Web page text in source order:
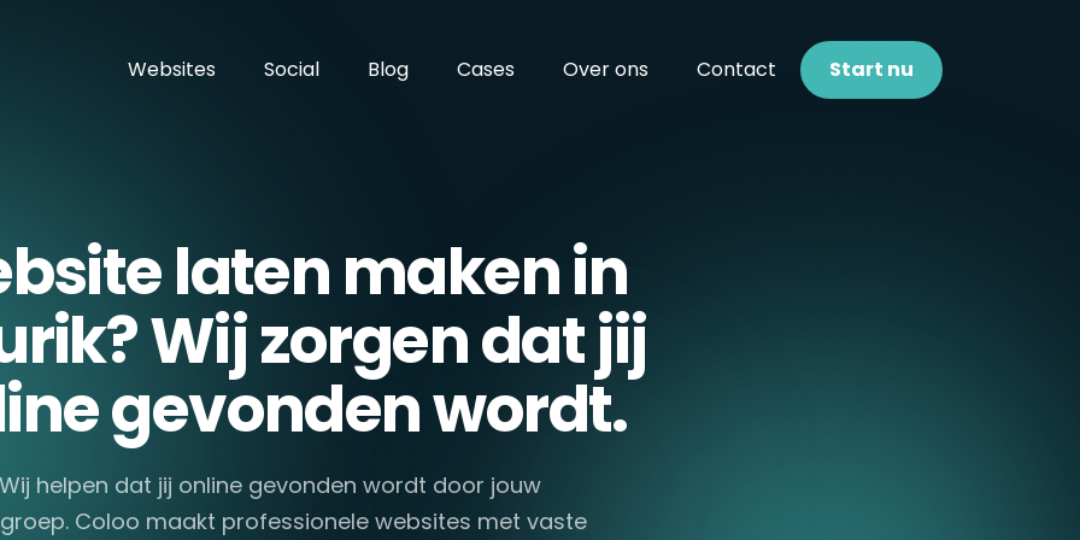
Websites
Social Blog Cases Over ons Contact Start nu
laten maken in
Wij zorgen dat jij
gevonden wordt.
Wij helpen dat jij online gevonden wordt door jouw
Coloo maakt professionele websites met vaste